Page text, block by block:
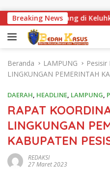
Breaking News
Km 1 Basarang di Keluhkan
Beranda LAMPUNG
LINGKUNGAN PEMERINTAH
DAERAH, HEADLINE, LAMPUNG,
RAPAT
LINGKUNGAN
KABUPATEN
REDAKSI
27 Maret 2023